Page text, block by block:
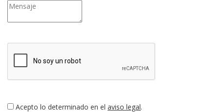
Acepto lo determinado en el aviso legal.